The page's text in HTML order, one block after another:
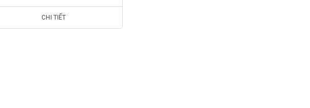
CHI TIẾT